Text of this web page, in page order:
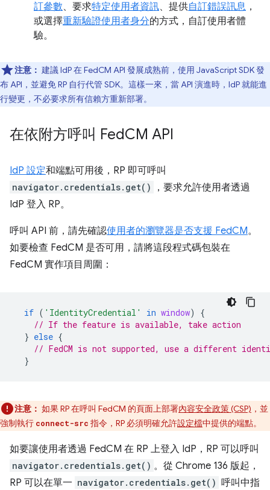
訂參數、要求特定使用者資訊、提供自訂錯誤訊息 ，
或選擇重新驗證使用者身分的方式，自訂使用者體
驗。
注意： 建議 IdP 在 FedCM API 發展成熟前，使用 JavaScript SDK 發
布 API，並避免 RP 自行代管 SDK。這樣一來，當 API 演進時，IdP 就能進
行變更，不必要求所有信賴方重新部署。
在依附方呼叫 FedCM API
IdP 設定和端點可用後，RP 即可呼叫
navigator.credentials.get()
，要求允許使用者透過
IdP 登入 RP。
呼叫 API 前，請先確認使用者的瀏覽器是否支援 FedCM。
如要檢查 FedCM 是否可用，請將這段程式碼包裝在
FedCM 實作項目周圍：
if ( 'IdentityCredential' in window)
{
// If the feature is available, take action
} else {
// FedCM is not supported, use a different
}
注意： 如果 RP 在呼叫 FedCM 的頁面上部署內容安全政策 (CSP) ，並
強制執行 connect-src 指令，RP 必須明確允許設定檔中提供的端點。
如要讓使用者透過 FedCM 在 RP 上登入 IdP，RP 可以呼叫
navigator.credentials.get() 。從 Chrome 136 版起，
RP 可以在單一 navigator.credentials.get() 呼叫中指